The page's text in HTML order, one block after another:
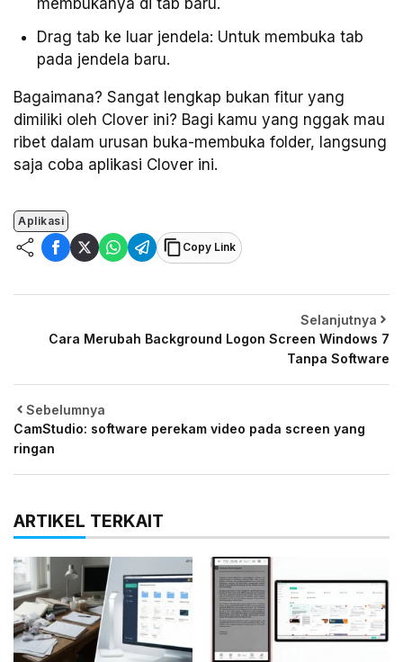
membukanya di tab baru.
Drag tab ke luar jendela: Untuk membuka tab
pada jendela baru.
Bagaimana? Sangat lengkap bukan fitur yang
dimiliki oleh Clover ini? Bagi kamu yang nggak mau
ribet dalam urusan buka-membuka folder, langsung
saja coba aplikasi Clover ini.
Aplikasi
Copy Link
Sebelumnya
CamStudio: software perekam video pada screen yang
ringan
Selanjutnya
Cara Merubah Background Logon Screen Windows 7
Tanpa Software
ARTIKEL TERKAIT